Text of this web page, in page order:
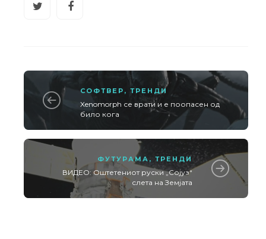
СОФТВЕР , ТРЕНДИ
Xenomorph се врати и е поопасен од
било кога
ФУТУРАМА , ТРЕНДИ
ВИДЕО: Оштетениот руски „Сојуз“
слета на Земјата